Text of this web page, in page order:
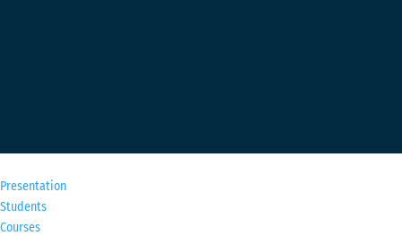
Presentation
Students
Courses